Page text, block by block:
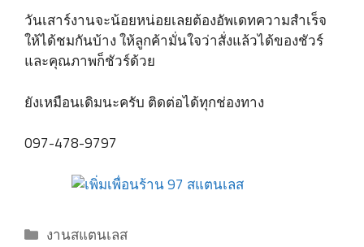
วันเสาร์งานจะน้อยหน่อยเลยต้องอัพเดทความสำเร็จ
ให้ได้ชมกันบ้าง ให้ลูกค้ามั่นใจว่าสั่งแล้วได้ของชัวร์
และคุณภาพก็ชัวร์ด้วย
ยังเหมือนเดิมนะครับ ติดต่อได้ทุกช่องทาง
097-478-9797
Categories
งานสแตนเลส